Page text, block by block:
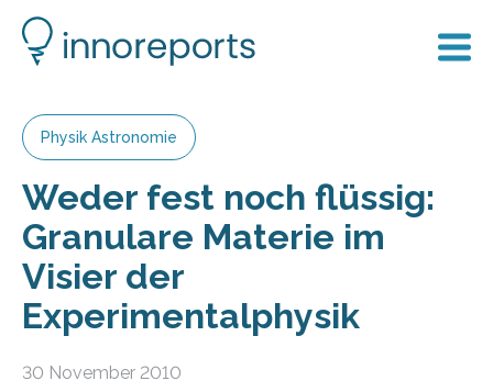
Physik Astronomie
Weder fest noch flüssig:
Granulare Materie im
Visier der
Experimentalphysik
30 November 2010